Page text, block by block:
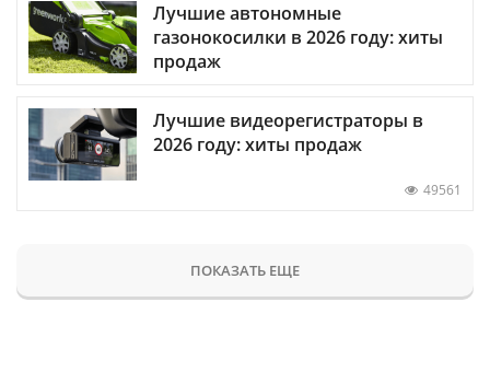
Лучшие автономные
газонокосилки в 2026 году: хиты
продаж
Лучшие видеорегистраторы в
2026 году: хиты продаж
49561
ПОКАЗАТЬ ЕЩЕ